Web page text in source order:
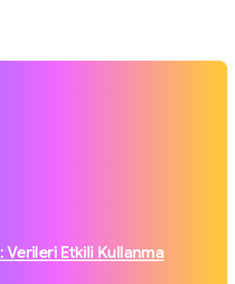
Verileri Etkili Kullanma